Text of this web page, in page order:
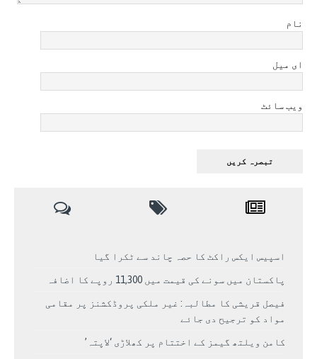
نام
ای میل
ویب سائٹ
اسپیس ایکس راکٹ کا حصہ چاند سے ٹکرا گیا
پاکستان میں سونے کی قیمت میں 11,300 روپے کا اضافہ
فیصل قریشی کا مطالبہ: غیر ملکی پروڈکشنز پر مقامی
مواد کو ترجیح دی جائے
کامن ویلتھ گیمز کے اختتام پر کھلاڑی ‘لاپتہ’